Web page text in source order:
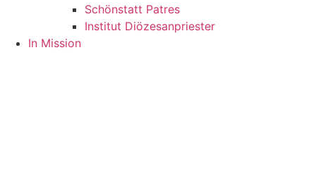
Schönstatt Patres
Institut Diözesanpriester
In Mission